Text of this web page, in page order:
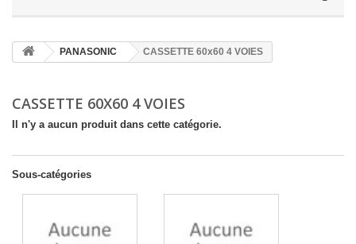
PANASONIC CASSETTE 60x60 4 VOIES
CASSETTE 60X60 4 VOIES
Il n'y a aucun produit dans cette catégorie.
Sous-catégories